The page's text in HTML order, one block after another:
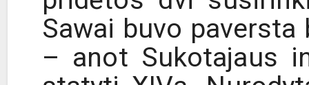
Sawai buvo
– anot Sukotajaus